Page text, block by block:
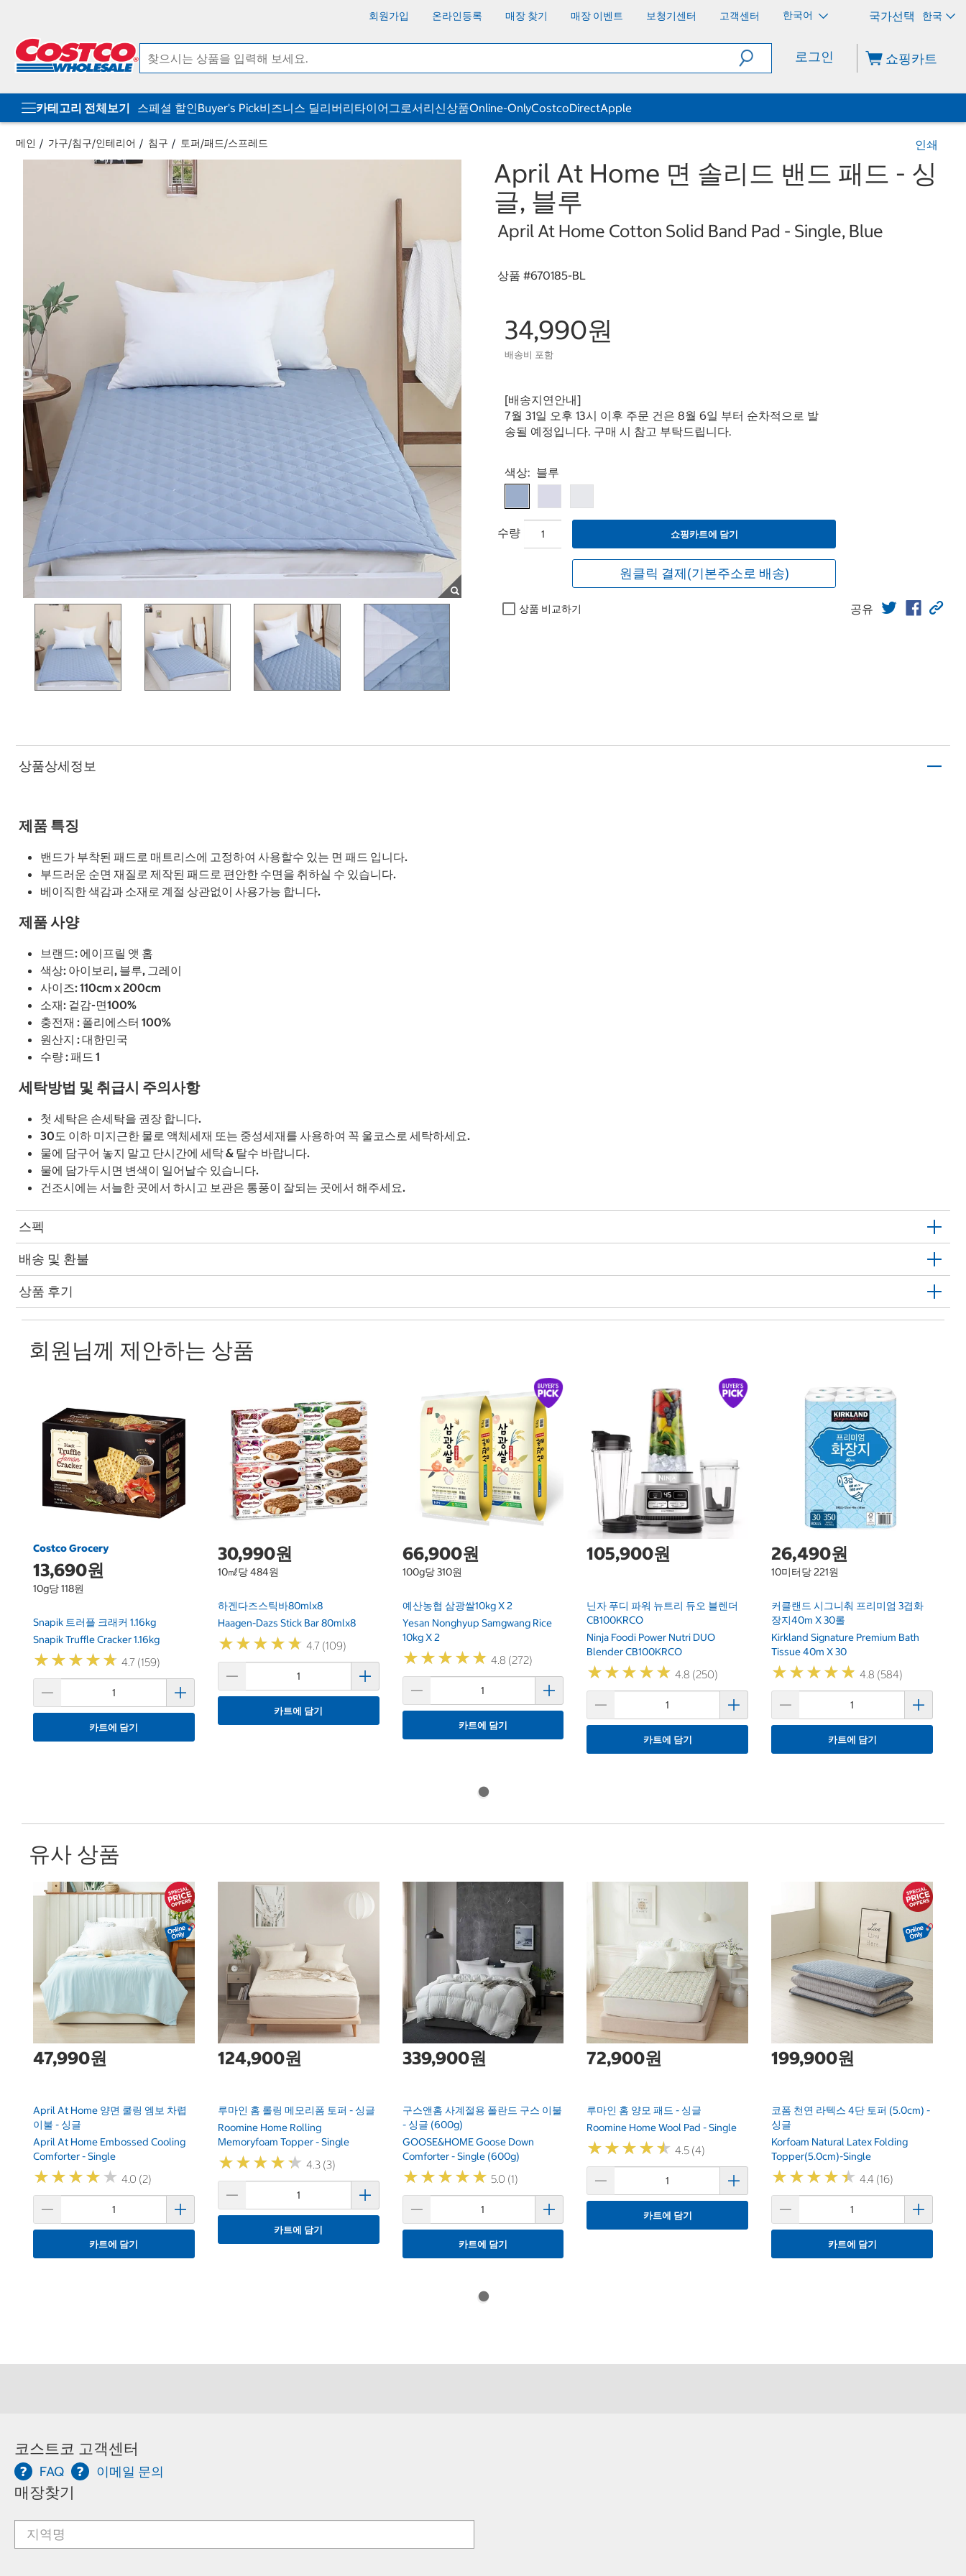
회원가입 온라인등록 매장 찾기 매장 이벤트 보청기센터 고객센터 한국어 한국
로그인 쇼핑카트
카테고리 전체보기 스페셜 할인Buyer's Pick비즈니스 딜리버리타이어그로서리신상품Online-OnlyCostcoDirectApple
메인 가구/침구/인테리어 침구 토퍼/패드/스프레드 인쇄
April At Home 면 솔리드 밴드 패드 - 싱
글, 블루
April At Home Cotton Solid Band Pad - Single, Blue
상품 #670185-BL
34,990원
배송비 포함
[배송지연안내]
7월 31일 오후 13시 이후 주문 건은 8월 6일 부터 순차적으로 발
송될 예정입니다. 구매 시 참고 부탁드립니다.
Select product
색상: 블루
수량 쇼핑카트에 담기
원클릭 결제(기본주소로 배송)
상품 비교하기 공유
상품상세정보
제품 특징
밴드가 부착된 패드로 매트리스에 고정하여 사용할수 있는 면 패드 입니다.
부드러운 순면 재질로 제작된 패드로 편안한 수면을 취하실 수 있습니다.
베이직한 색감과 소재로 계절 상관없이 사용가능 합니다.
제품 사양
브랜드: 에이프릴 앳 홈
색상: 아이보리, 블루, 그레이
사이즈: 110cm x 200cm
소재: 겉감-면100%
충전재 : 폴리에스터 100%
원산지 : 대한민국
수량 : 패드 1
세탁방법 및 취급시 주의사항
첫 세탁은 손세탁을 권장 합니다.
30도 이하 미지근한 물로 액체세재 또는 중성세재를 사용하여 꼭 울코스로 세탁하세요.
물에 담구어 놓지 말고 단시간에 세탁 & 탈수 바랍니다.
물에 담가두시면 변색이 일어날수 있습니다.
건조시에는 서늘한 곳에서 하시고 보관은 통풍이 잘되는 곳에서 해주세요.
스펙
배송 및 환불
상품 후기
회원님께 제안하는 상품
Costco Grocery
13,690원
10g당 118원
Snapik 트러플 크래커 1.16kg
Snapik Truffle Cracker 1.16kg
★★★★★
★★★★★ 4.7 (159)
카트에 담기
30,990원
10㎖당 484원
하겐다즈스틱바80mlx8
Haagen-Dazs Stick Bar 80mlx8
★★★★★
★★★★★ 4.7 (109)
카트에 담기
66,900원
100g당 310원
예산농협 삼광쌀10kg X 2
Yesan Nonghyup Samgwang Rice
10kg X 2
★★★★★
★★★★★ 4.8 (272)
카트에 담기
105,900원
닌자 푸디 파워 뉴트리 듀오 블렌더
CB100KRCO
Ninja Foodi Power Nutri DUO
Blender CB100KRCO
★★★★★
★★★★★ 4.8 (250)
카트에 담기
26,490원
10미터당 221원
커클랜드 시그니춰 프리미엄 3겹화
장지40m X 30롤
Kirkland Signature Premium Bath
Tissue 40m X 30
★★★★★
★★★★★ 4.8 (584)
카트에 담기
유사 상품
47,990원
April At Home 양면 쿨링 엠보 차렵
이불 - 싱글
April At Home Embossed Cooling
Comforter - Single
★★★★ ★
★★★★ ★ 4.0 (2)
카트에 담기
124,900원
루마인 홈 롤링 메모리폼 토퍼 - 싱글
Roomine Home Rolling
Memoryfoam Topper - Single
★★★★★
★★★★★ 4.3 (3)
카트에 담기
339,900원
구스앤홈 사계절용 폴란드 구스 이불
- 싱글 (600g)
GOOSE&HOME Goose Down
Comforter - Single (600g)
★★★★★
★★★★★ 5.0 (1)
카트에 담기
72,900원
루마인 홈 양모 패드 - 싱글
Roomine Home Wool Pad - Single
★★★★★
★★★★★ 4.5 (4)
카트에 담기
199,900원
코폼 천연 라텍스 4단 토퍼 (5.0cm) -
싱글
Korfoam Natural Latex Folding
Topper(5.0cm)-Single
★★★★★
★★★★★ 4.4 (16)
카트에 담기
코스트코 고객센터
FAQ 이메일 문의
매장찾기